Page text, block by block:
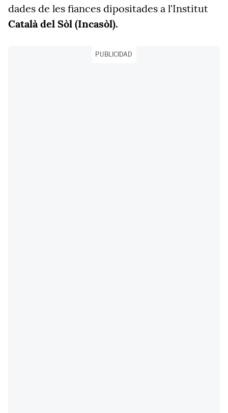
dades de les fiances dipositades a l'Institut
Català del Sòl (Incasòl).
PUBLICIDAD